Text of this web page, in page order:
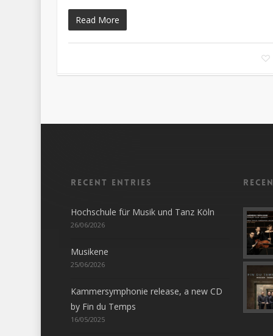
Read More
Recent entries
Hochschule für Musik und Tanz Köln
26/06/2026
Musikene
25/06/2026
Kammersymphonie release, a new CD
by Fin du Temps
16/05/2025